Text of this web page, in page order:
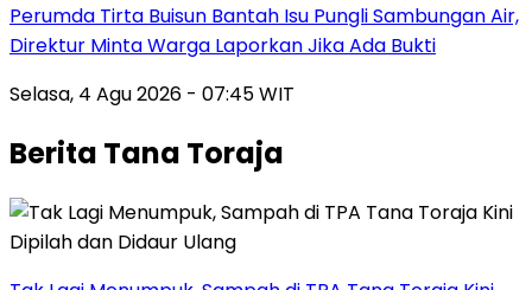
Perumda Tirta Buisun Bantah Isu Pungli Sambungan Air,
Direktur Minta Warga Laporkan Jika Ada Bukti
Selasa, 4 Agu 2026 - 07:45 WIT
Berita Tana Toraja